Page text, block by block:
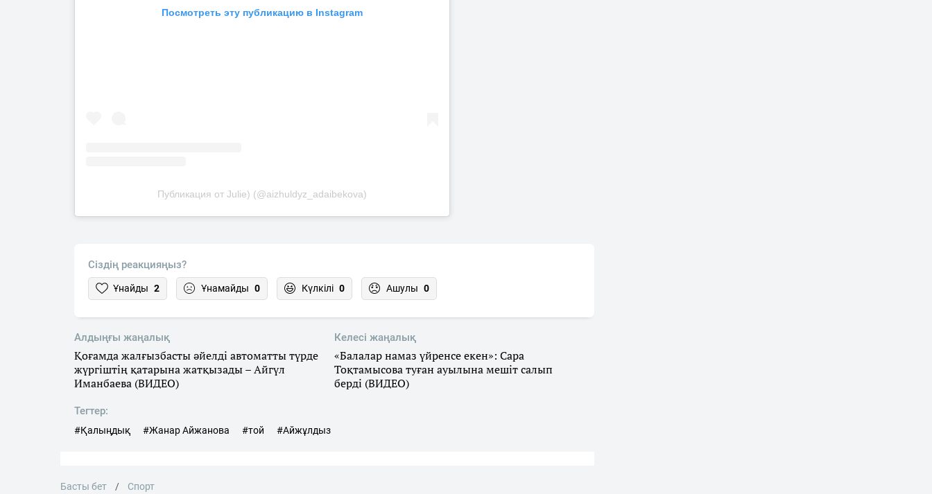
Посмотреть эту публикацию в Instagram
Публикация от Julie) (@aizhuldyz_adaibekova)
Сіздің реакцияңыз?
Ұнайды 2 Ұнамайды 0 Күлкілі 0 Ашулы 0
Алдыңғы жаңалық
Қоғамда жалғызбасты әйелді автоматты түрде
жүргіштің қатарына жатқызады – Айгүл
Иманбаева (ВИДЕО)
Келесі жаңалық
«Балалар намаз үйренсе екен»: Сара
Тоқтамысова туған ауылына мешіт салып
берді (ВИДЕО)
Тегтер:
#Қалыңдық #Жанар Айжанова #той #Айжұлдыз
Басты бет Спорт